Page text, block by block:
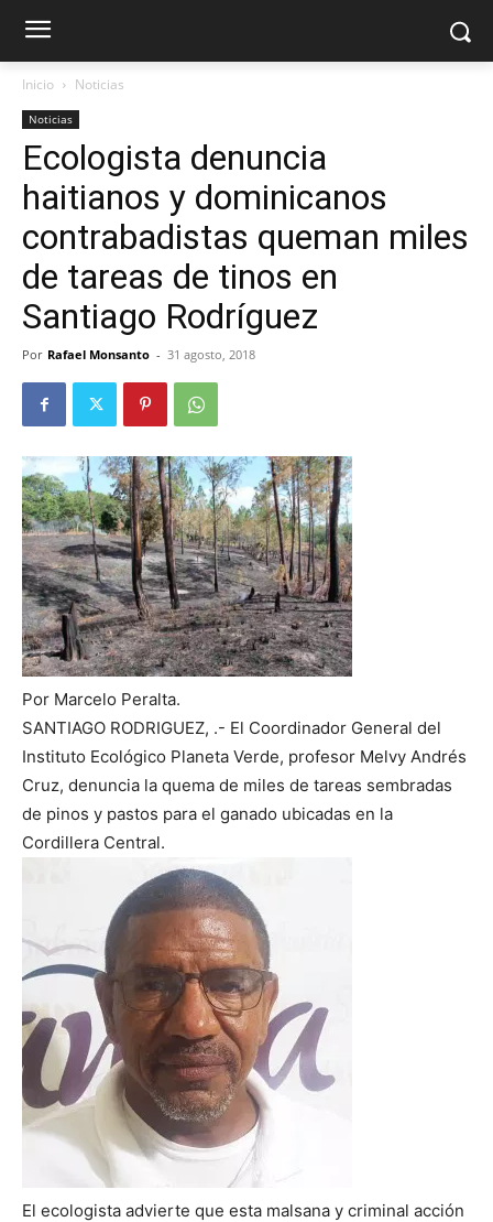
Inicio Noticias
Noticias
Ecologista denuncia
haitianos y dominicanos
contrabadistas queman miles
de tareas de tinos en
Santiago Rodríguez
Por Rafael Monsanto - 31 agosto, 2018
Por Marcelo Peralta.
SANTIAGO RODRIGUEZ, .- El Coordinador General del
Instituto Ecológico Planeta Verde, profesor Melvy Andrés
Cruz, denuncia la quema de miles de tareas sembradas
de pinos y pastos para el ganado ubicadas en la
Cordillera Central.
El ecologista advierte que esta malsana y criminal acción